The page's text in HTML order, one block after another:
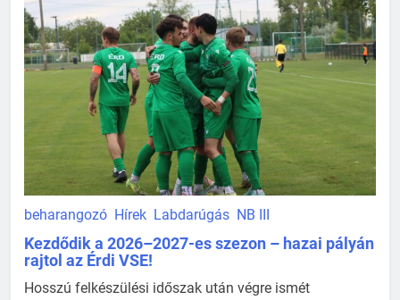
beharangozó Hírek Labdarúgás NB III
Kezdődik a 2026–2027-es szezon – hazai pályán
rajtol az Érdi VSE!
Hosszú felkészülési időszak után végre ismét